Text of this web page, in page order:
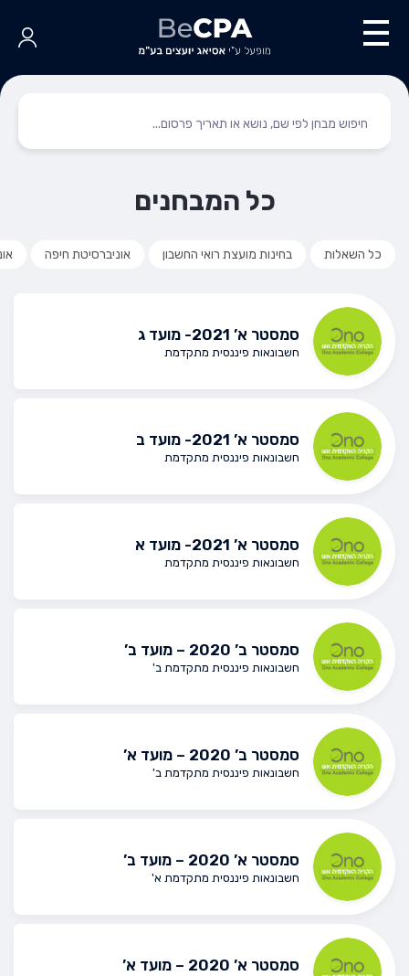
כל המבחנים
כל השאלות בחינות מועצת רואי החשבון אוניברסיטת חיפה
סמסטר א’ 2021- מועד ג
חשבונאות פיננסית מתקדמת
סמסטר א’ 2021- מועד ב
חשבונאות פיננסית מתקדמת
סמסטר א’ 2021- מועד א
חשבונאות פיננסית מתקדמת
סמסטר ב’ 2020 – מועד ב’
חשבונאות פיננסית מתקדמת ב'
סמסטר ב’ 2020 – מועד א’
חשבונאות פיננסית מתקדמת ב'
סמסטר א’ 2020 – מועד ב’
חשבונאות פיננסית מתקדמת א'
סמסטר א’ 2020 – מועד א’